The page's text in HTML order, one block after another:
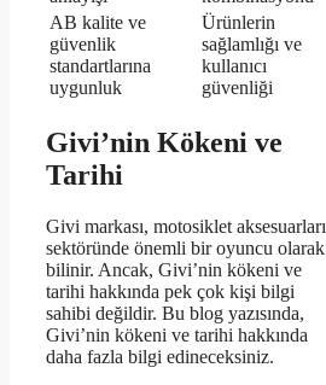
AB kalite ve
güvenlik
standartlarına
uygunluk
Ürünlerin
sağlamlığı ve
kullanıcı
güvenliği
Givi’nin Kökeni ve
Tarihi
Givi markası, motosiklet aksesuarları
sektöründe önemli bir oyuncu olarak
bilinir. Ancak, Givi’nin kökeni ve
tarihi hakkında pek çok kişi bilgi
sahibi değildir. Bu blog yazısında,
Givi’nin kökeni ve tarihi hakkında
daha fazla bilgi edineceksiniz.